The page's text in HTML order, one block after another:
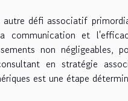
autre défi associatif
communication et
non négligeables,
en stratégie
est une étape